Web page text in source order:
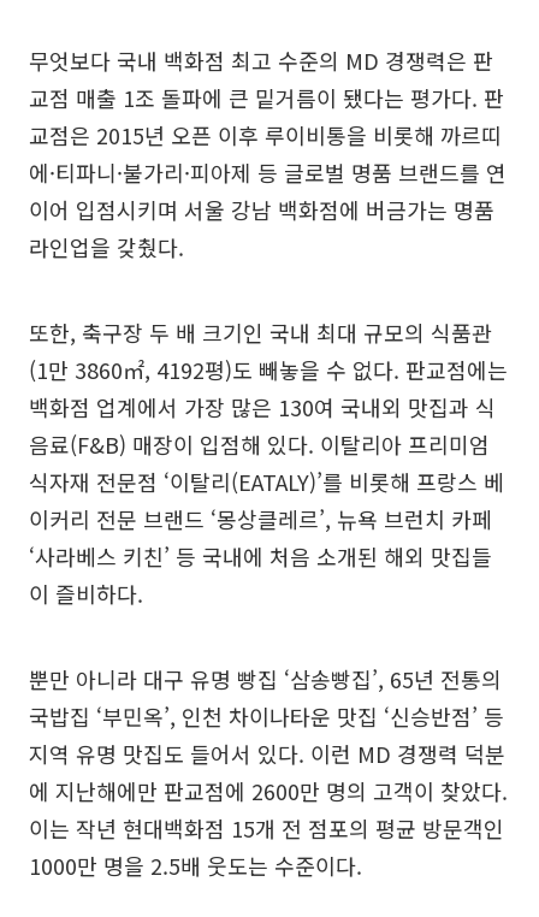
무엇보다 국내 백화점 최고 수준의 MD 경쟁력은 판
교점 매출 1조 돌파에 큰 밑거름이 됐다는 평가다. 판
교점은 2015년 오픈 이후 루이비통을 비롯해 까르띠
에·티파니·불가리·피아제 등 글로벌 명품 브랜드를 연
이어 입점시키며 서울 강남 백화점에 버금가는 명품
라인업을 갖췄다.
또한, 축구장 두 배 크기인 국내 최대 규모의 식품관
(1만 3860㎡, 4192평)도 빼놓을 수 없다. 판교점에는
백화점 업계에서 가장 많은 130여 국내외 맛집과 식
음료(F&B) 매장이 입점해 있다. 이탈리아 프리미엄
식자재 전문점 ‘이탈리(EATALY)’를 비롯해 프랑스 베
이커리 전문 브랜드 ‘몽상클레르’, 뉴욕 브런치 카페
‘사라베스 키친’ 등 국내에 처음 소개된 해외 맛집들
이 즐비하다.
뿐만 아니라 대구 유명 빵집 ‘삼송빵집’, 65년 전통의
국밥집 ‘부민옥’, 인천 차이나타운 맛집 ‘신승반점’ 등
지역 유명 맛집도 들어서 있다. 이런 MD 경쟁력 덕분
에 지난해에만 판교점에 2600만 명의 고객이 찾았다.
이는 작년 현대백화점 15개 전 점포의 평균 방문객인
1000만 명을 2.5배 웃도는 수준이다.